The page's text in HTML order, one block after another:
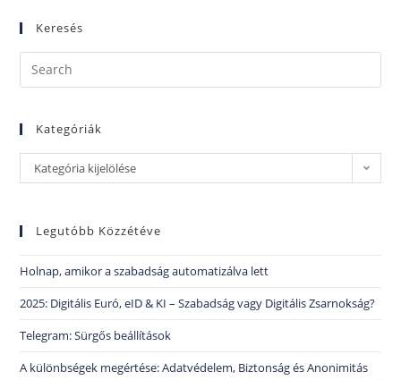
Keresés
Kategóriák
Kategória kijelölése
Legutóbb Közzétéve
Holnap, amikor a szabadság automatizálva lett
2025: Digitális Euró, eID & KI – Szabadság vagy Digitális Zsarnokság?
Telegram: Sürgős beállítások
A különbségek megértése: Adatvédelem, Biztonság és Anonimitás